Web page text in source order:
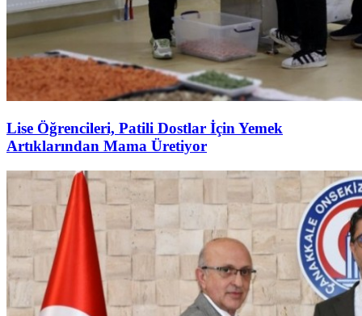
Lise Öğrencileri, Patili Dostlar İçin Yemek
Artıklarından Mama Üretiyor